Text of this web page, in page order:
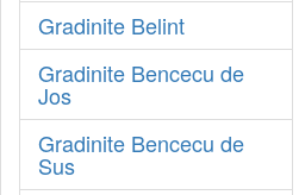
Gradinite Belint
Gradinite Bencecu de
Jos
Gradinite Bencecu de
Sus